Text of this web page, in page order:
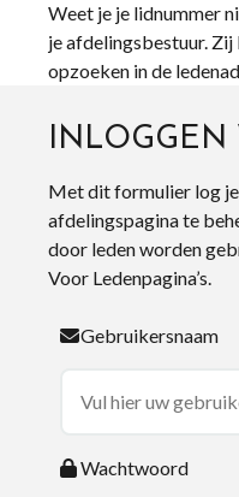
Weet je je lidnummer
je afdelingsbestuur.
opzoeken in de
INLOGGEN
Met dit formulier log
afdelingspagina te
door leden worden
Voor Ledenpagina’s.
Gebruikersnaam
Wachtwoord